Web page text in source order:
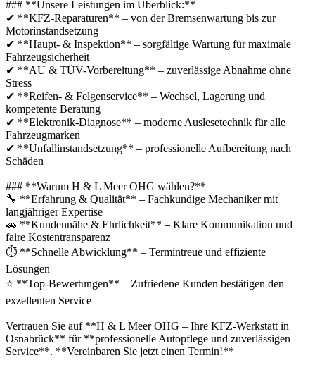
### **Unsere Leistungen im Überblick:**
✔ **KFZ-Reparaturen** – von der Bremsenwartung bis zur
Motorinstandsetzung
✔ **Haupt- & Inspektion** – sorgfältige Wartung für maximale
Fahrzeugsicherheit
✔ **AU & TÜV-Vorbereitung** – zuverlässige Abnahme ohne
Stress
✔ **Reifen- & Felgenservice** – Wechsel, Lagerung und
kompetente Beratung
✔ **Elektronik-Diagnose** – moderne Auslesetechnik für alle
Fahrzeugmarken
✔ **Unfallinstandsetzung** – professionelle Aufbereitung nach
Schäden
### **Warum H & L Meer OHG wählen?**
🔧 **Erfahrung & Qualität** – Fachkundige Mechaniker mit
langjähriger Expertise
🚗 **Kundennähe & Ehrlichkeit** – Klare Kommunikation und
faire Kostentransparenz
⏱ **Schnelle Abwicklung** – Termintreue und effiziente
Lösungen
⭐ **Top-Bewertungen** – Zufriedene Kunden bestätigen den
exzellenten Service
Vertrauen Sie auf **H & L Meer OHG – Ihre KFZ-Werkstatt in
Osnabrück** für **professionelle Autopflege und zuverlässigen
Service**. **Vereinbaren Sie jetzt einen Termin!**